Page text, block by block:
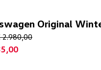
Original
2.980,00